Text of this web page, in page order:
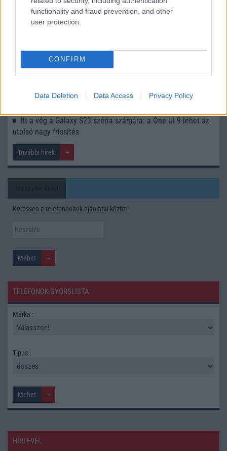
functionality and fraud prevention, and other
user protection.
CONFIRM
Data Deletion Data Access Privacy Policy
észrevétlenül könnyíti meg a mindennapokat
Ez a rejtett Samsung funkció teljesen megváltoztatja a
Nem biztos, hogy érdemes kivárni az iPhone 18 Prot
A Galaxy S25 is megkaphatja a Galaxy S26 egyik legjobb
Itt a vég a Galaxy S23 széria számára: a One UI 9 lehet az
utolsó nagy frissítés
További hírek
Keressen a telefonboltok ajánlatai között!
TELEFONOK GYORSLISTA
Márka :
Tipus :
HÍRLEVÉL